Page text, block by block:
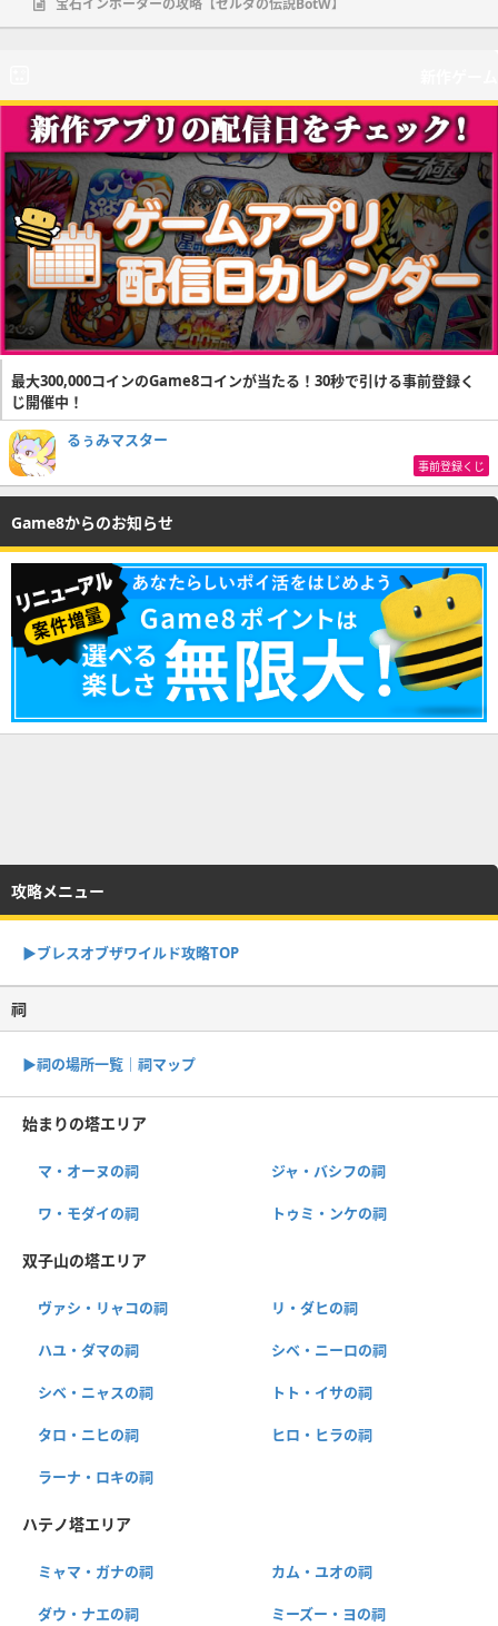
宝石インポーターの攻略【ゼルダの伝説BotW】
最大300,000コインのGame8コインが当たる！30秒で引ける事前登録く
じ開催中！
るぅみマスター
事前登録くじ
Game8からのお知らせ
攻略メニュー
▶︎ブレスオブザワイルド攻略TOP
祠
▶︎祠の場所一覧｜祠マップ
始まりの塔エリア
マ・オーヌの祠 ジャ・バシフの祠
ワ・モダイの祠 トゥミ・ンケの祠
双子山の塔エリア
ヴァシ・リャコの祠 リ・ダヒの祠
ハユ・ダマの祠 シベ・ニーロの祠
シベ・ニャスの祠 トト・イサの祠
タロ・ニヒの祠 ヒロ・ヒラの祠
ラーナ・ロキの祠
ハテノ塔エリア
ミャマ・ガナの祠 カム・ユオの祠
ダウ・ナエの祠 ミーズー・ヨの祠